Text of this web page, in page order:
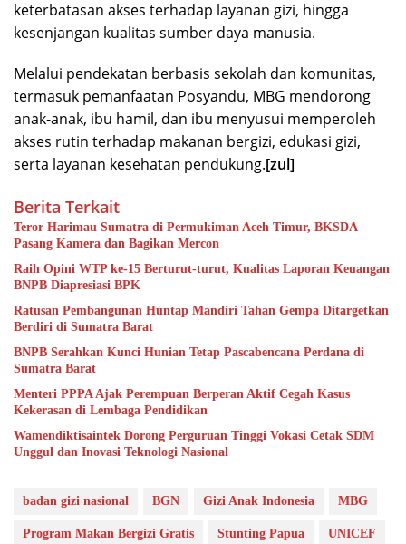
keterbatasan akses terhadap layanan gizi, hingga
kesenjangan kualitas sumber daya manusia.
Melalui pendekatan berbasis sekolah dan komunitas,
termasuk pemanfaatan Posyandu, MBG mendorong
anak-anak, ibu hamil, dan ibu menyusui memperoleh
akses rutin terhadap makanan bergizi, edukasi gizi,
serta layanan kesehatan pendukung.[zul]
Berita Terkait
Teror Harimau Sumatra di Permukiman Aceh Timur, BKSDA
Pasang Kamera dan Bagikan Mercon
Raih Opini WTP ke-15 Berturut-turut, Kualitas Laporan Keuangan
BNPB Diapresiasi BPK
Ratusan Pembangunan Huntap Mandiri Tahan Gempa Ditargetkan
Berdiri di Sumatra Barat
BNPB Serahkan Kunci Hunian Tetap Pascabencana Perdana di
Sumatra Barat
Menteri PPPA Ajak Perempuan Berperan Aktif Cegah Kasus
Kekerasan di Lembaga Pendidikan
Wamendiktisaintek Dorong Perguruan Tinggi Vokasi Cetak SDM
Unggul dan Inovasi Teknologi Nasional
badan gizi nasional BGN Gizi Anak Indonesia MBG
Program Makan Bergizi Gratis Stunting Papua UNICEF